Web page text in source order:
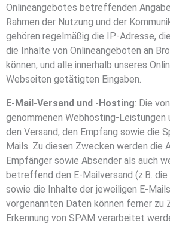
Onlineangebotes betreffenden
Rahmen der Nutzung und der
gehören regelmäßig die IP-Adresse,
die Inhalte von Onlineangeboten an
können, und alle innerhalb unseres
Webseiten getätigten Eingaben.
E-Mail-Versand und -Hosting: Die
genommenen Webhosting-
den Versand, den Empfang sowie die
Mails. Zu diesen Zwecken werden die
Empfänger sowie Absender als auch
betreffend den E-Mailversand (z.B.
sowie die Inhalte der jeweiligen E-
vorgenannten Daten können ferner zu
Erkennung von SPAM verarbeitet